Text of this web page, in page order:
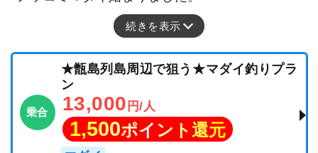
続きを表示
乗合
★甑島列島周辺で狙う★マダイ釣りプラ
ン
13,000 円/人
1,500ポイント還元